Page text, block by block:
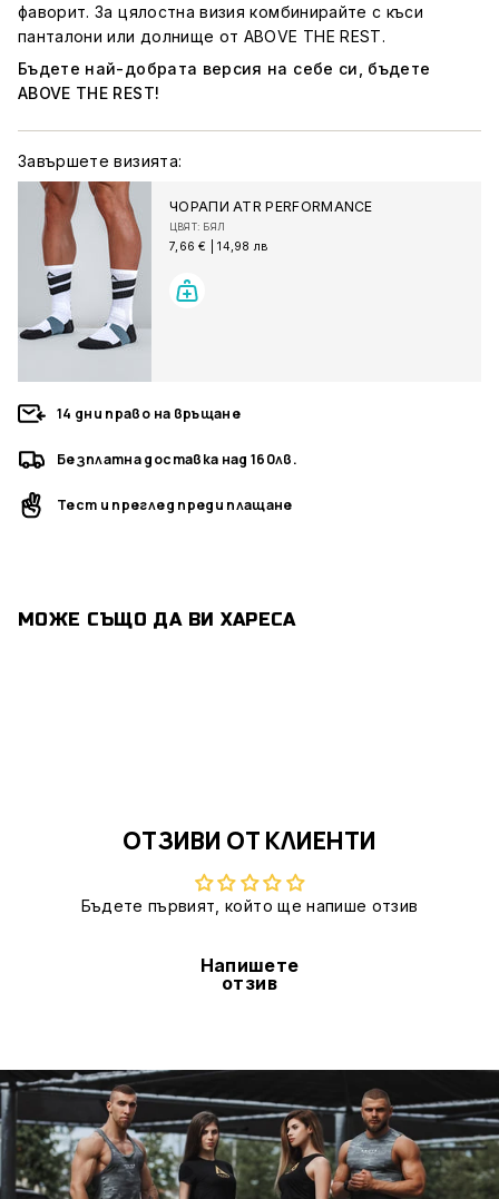
фаворит. За цялостна визия комбинирайте с къси
панталони или долнище от ABOVE THE REST.
Бъдете най-добрата версия на себе си, бъдете
ABOVE THE REST!
Завършете визията:
ЧОРАПИ ATR PERFORMANCE
ЦВЯТ: БЯЛ
7,66 € 14,98 лв
14 дни право на връщане
Безплатна доставка над 160лв.
Тест и преглед преди плащане
МОЖЕ СЪЩО ДА ВИ ХАРЕСА
ОТЗИВИ ОТ КЛИЕНТИ
Бъдете първият, който ще напише отзив
Напишете
отзив